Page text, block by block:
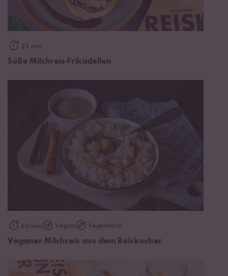
25 min
Süße Milchreis-Frikadellen
60 min Vegan Vegetarisch
Veganer Milchreis aus dem Reiskocher